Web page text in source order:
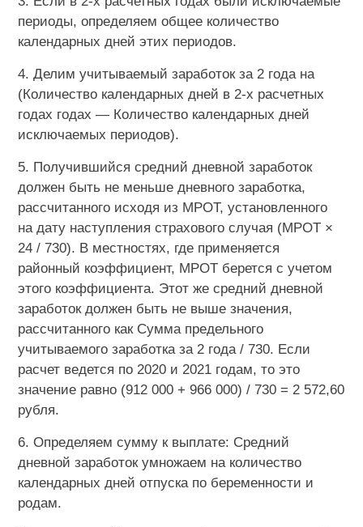
периоды, определяем общее количество
календарных дней этих периодов.
4. Делим учитываемый заработок за 2 года на
(Количество календарных дней в 2-х расчетных
годах годах — Количество календарных дней
исключаемых периодов).
5. Получившийся средний дневной заработок
должен быть не меньше дневного заработка,
рассчитанного исходя из МРОТ, установленного
на дату наступления страхового случая (МРОТ ×
24 / 730). В местностях, где применяется
районный коэффициент, МРОТ берется с учетом
этого коэффициента. Этот же средний дневной
заработок должен быть не выше значения,
рассчитанного как Сумма предельного
учитываемого заработка за 2 года / 730. Если
расчет ведется по 2020 и 2021 годам, то это
значение равно (912 000 + 966 000) / 730 = 2 572,60
рубля.
6. Определяем сумму к выплате: Средний
дневной заработок умножаем на количество
календарных дней отпуска по беременности и
родам.